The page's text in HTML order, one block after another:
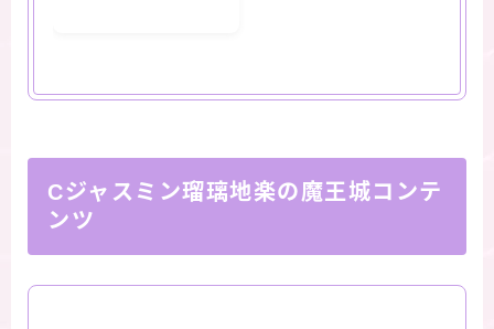
Cジャスミン瑠璃地楽の魔王城コンテ
ンツ